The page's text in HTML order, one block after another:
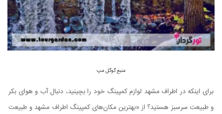
منبع گوگل مپ
برای اینکه در اطراف مشهد لوازم کمپینگ خود را بچینید، دنبال آب و هوای بکر
و طبیعت سرسبز هستید؟ از «بهترین مکان‌های کمپینگ اطراف مشهد و طبیعت